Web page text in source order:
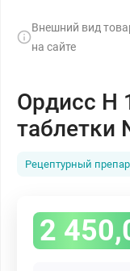
Внешний вид
на сайте
Ордисс Н
таблетки
Рецептурный
2